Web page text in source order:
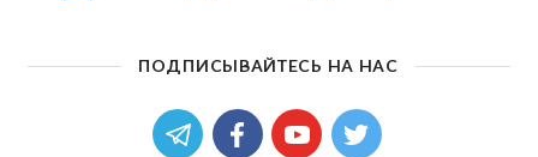
ПОДПИСЫВАЙТЕСЬ НА НАС